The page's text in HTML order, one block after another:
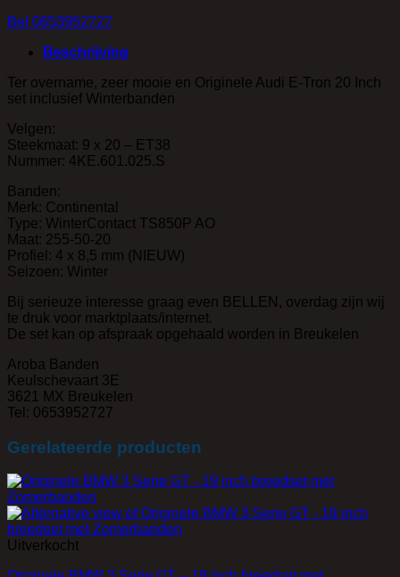
Bel 0653952727
Beschrijving
Ter overname, zeer mooie en Originele Audi E-Tron 20 Inch
set inclusief Winterbanden
Velgen:
Steekmaat: 9 x 20 – ET38
Nummer: 4KE.601.025.S
Banden:
Merk: Continental
Type: WinterContact TS850P AO
Maat: 255-50-20
Profiel: 4 x 8,5 mm (NIEUW)
Seizoen: Winter
Bij serieuze interesse graag even BELLEN, overdag zijn wij
te druk voor marktplaats/internet.
De set kan op afspraak opgehaald worden in Breukelen
Aroba Banden
Keulschevaart 3E
3621 MX Breukelen
Tel: 0653952727
Gerelateerde producten
Uitverkocht